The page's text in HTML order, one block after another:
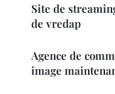
Site de
de vredap
Agence de
image